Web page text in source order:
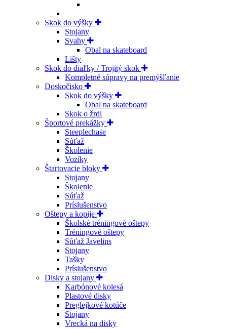
Skok do výšky
Stojany
Svahy
Obal na skateboard
Lišty
Skok do diaľky / Trojitý skok
Kompletné súpravy na premýšľanie
Doskočisko
Skok do výšky
Obal na skateboard
Skok o žrdi
Športové prekážky
Steeplechase
Súťaž
Školenie
Vozíky
Štartovacie bloky
Stojany
Školenie
Súťaž
Príslušenstvo
Oštepy a kopije
Školské tréningové oštepy
Tréningové oštepy
Súťaž Javelins
Stojany
Tašky
Príslušenstvo
Disky a stojany
Karbónové kolesá
Plastové disky
Preglejkové kotúče
Stojany
Vrecká na disky